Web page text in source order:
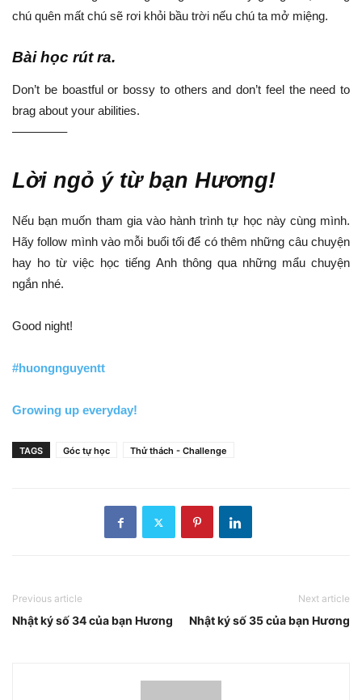
chú quên mất chú sẽ rơi khỏi bầu trời nếu chú ta mở miệng.
Bài học rút ra.
Don’t be boastful or bossy to others and don’t feel the need to
brag about your abilities.
————–
Lời ngỏ ý từ bạn Hương!
Nếu bạn muốn tham gia vào hành trình tự học này cùng mình.
Hãy follow mình vào mỗi buổi tối để có thêm những câu chuyện
hay ho từ việc học tiếng Anh thông qua những mẩu chuyện
ngắn nhé.
Good night!
#huongnguyentt
Growing up everyday!
TAGS Góc tự học Thử thách - Challenge
Previous article
Nhật ký số 34 của bạn Hương
Next article
Nhật ký số 35 của bạn Hương